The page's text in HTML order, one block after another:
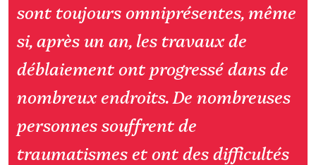
sont toujours omniprésentes, même
si, après un an, les travaux de
déblaiement ont progressé dans de
nombreux endroits. De nombreuses
personnes souffrent de
traumatismes et ont des difficultés